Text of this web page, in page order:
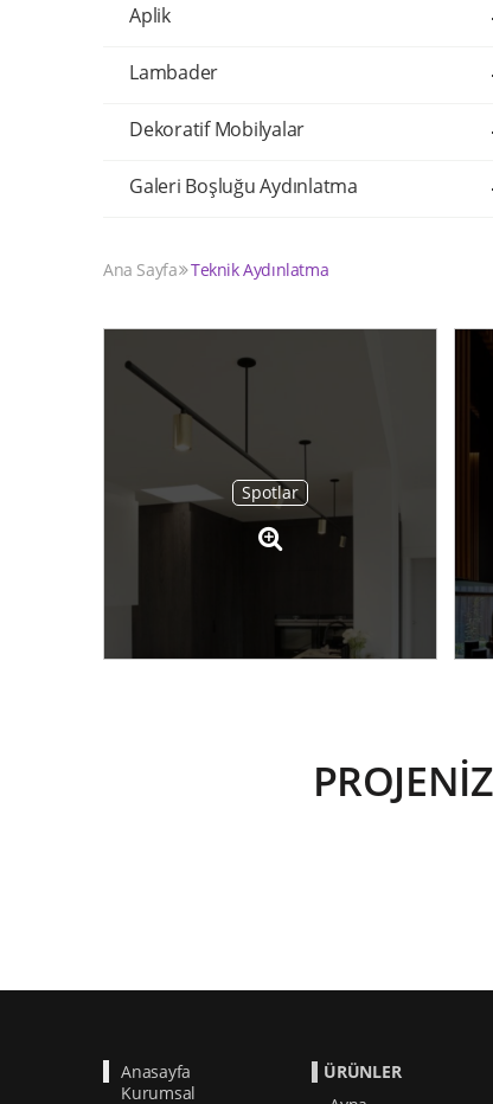
Aplik
Lambader
Dekoratif Mobilyalar
Galeri Boşluğu Aydınlatma
Ana Sayfa Teknik Aydınlatma
Spotlar
Anasayfa
Kurumsal
ÜRÜNLER